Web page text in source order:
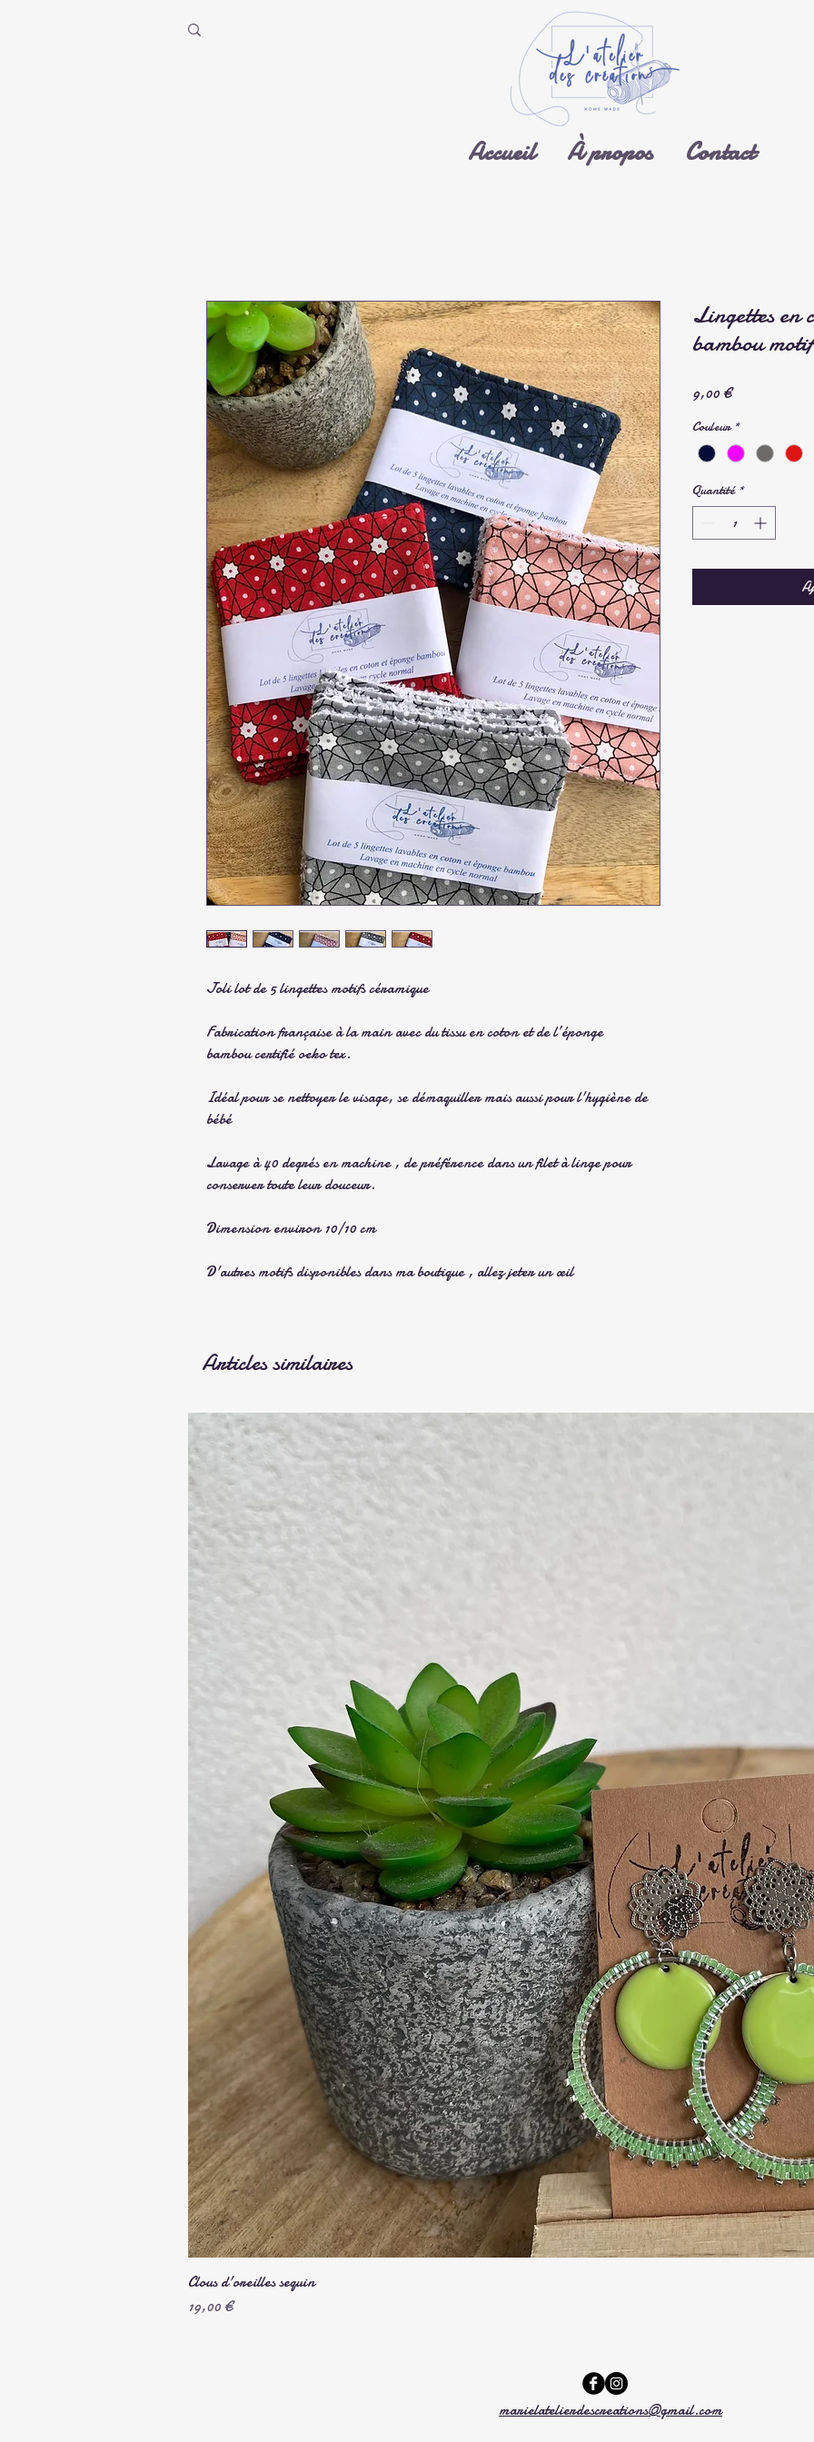
Accueil À propos Contact
Joli lot de 5 lingettes motifs céramique
Fabrication française à la main avec du tissu en coton et de l’éponge
bambou certifié oeko tex.
Idéal pour se nettoyer le visage, se démaquiller mais aussi pour l'hygiène de
bébé
Lavage à 40 degrés en machine , de préférence dans un filet à linge pour
conserver toute leur douceur.
Dimension environ 10/10 cm
D'autres motifs disponibles dans ma boutique , allez jeter un œil
Lingettes en
bambou
9,00 €Prix
Couleur *
Quantité *
Articles similaires
Clous d'oreilles sequin
Prix
19,00 €
marielatelierdescreations@gmail.com